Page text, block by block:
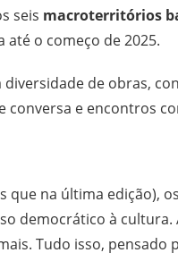
seis macroterritórios
até o começo de 2025.
de obras,
conversa e encontros
que na última edição),
democrático à
Tudo isso, pensado